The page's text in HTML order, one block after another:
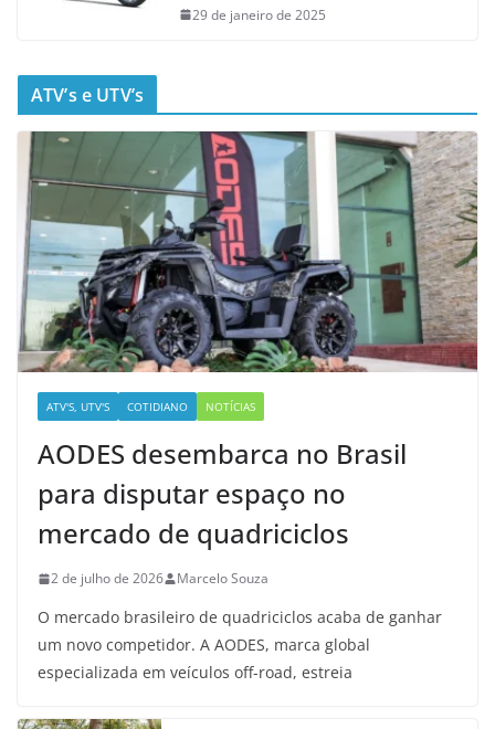
29 de janeiro de 2025
ATV’s e UTV’s
ATV'S, UTV'S COTIDIANO NOTÍCIAS
AODES desembarca no Brasil
para disputar espaço no
mercado de quadriciclos
2 de julho de 2026 Marcelo Souza
O mercado brasileiro de quadriciclos acaba de ganhar
um novo competidor. A AODES, marca global
especializada em veículos off-road, estreia